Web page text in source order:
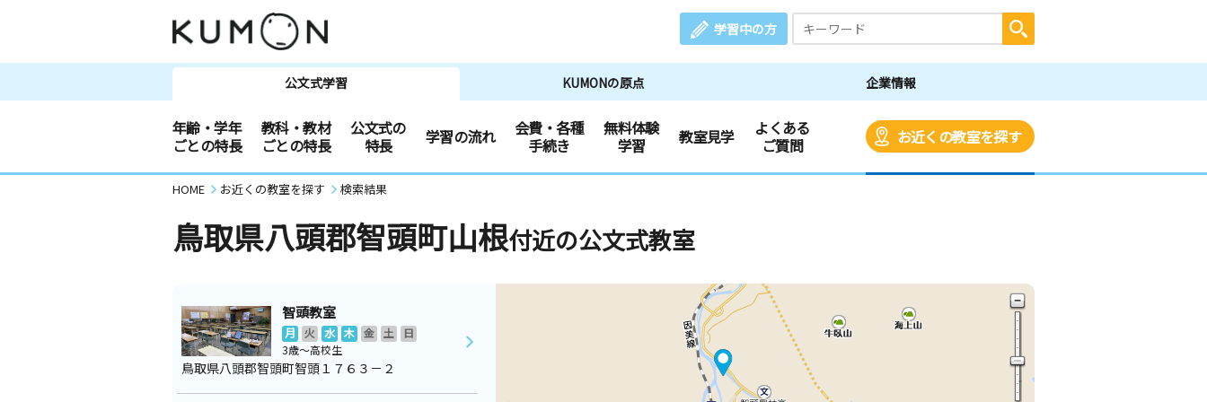
学習中の方
公文式学習 KUMONの原点 企業情報
年齢・学年
ごとの特長
教科・教材
ごとの特長
公文式の
特長
学習の流れ
会費・各種
手続き
無料体験
学習
教室見学
よくある
ご質問
お近くの教室を探す
HOME お近くの教室を探す 検索結果
鳥取県八頭郡智頭町山根付近の公文式教室
智頭教室
月 火 水 木 金 土
日
3歳～高校生
鳥取県八頭郡智頭町智頭１７６３－２